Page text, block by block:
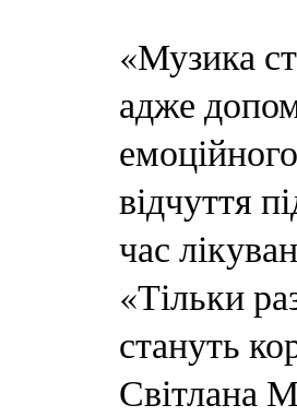
«Музика
адже
відчуття
час
«Тільки
стануть
Світлана